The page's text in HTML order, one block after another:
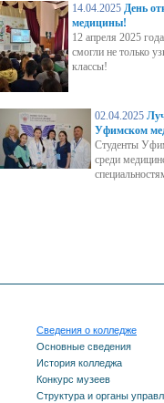
14.04.2025 День
медицины!
12 апреля 2025
смогли не только
классы!
02.04.2025
Уфимском
Студенты
среди
Сведения о колледже
Основные сведения
История колледжа
Конкурс музеев
Структура и органы